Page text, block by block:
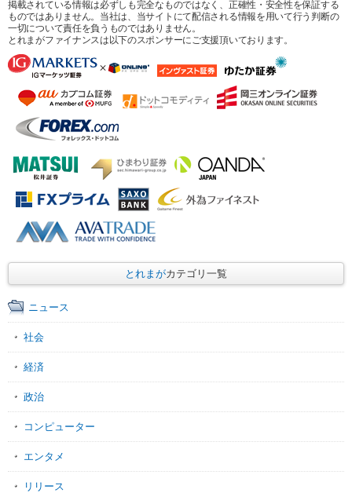
掲載されている情報は必ずしも完全なものではなく、正確性・安全性を保証する
ものではありません。当社は、当サイトにて配信される情報を用いて行う判断の
一切について責任を負うものではありません。
とれまがファイナンスは以下のスポンサーにご支援頂いております。
とれまがカテゴリ一覧
ニュース
社会
経済
政治
コンピューター
エンタメ
リリース